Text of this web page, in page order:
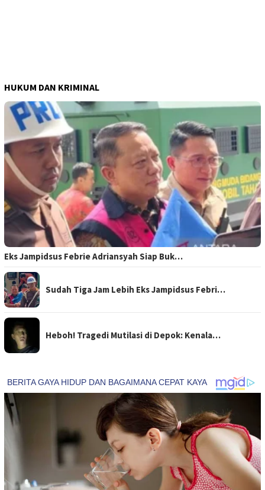
HUKUM DAN KRIMINAL
Eks Jampidsus Febrie Adriansyah Siap Buk…
Sudah Tiga Jam Lebih Eks Jampidsus Febri…
Heboh! Tragedi Mutilasi di Depok: Kenala…